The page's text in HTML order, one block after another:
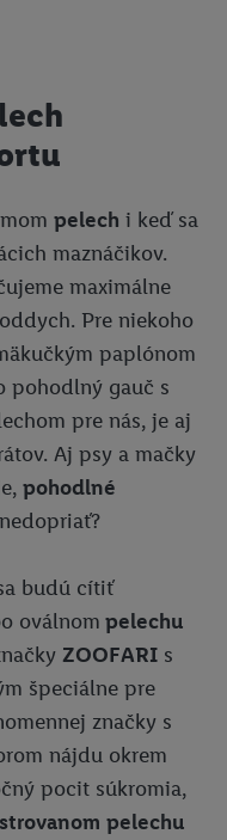
pelech i keď sa
maznáčikov.
maximálne
Pre niekoho
paplónom
pohodlný gauč s
pre nás, je aj
Aj psy a mačky
pohodlné
budú cítiť
oválnom pelechu
ZOOFARI s
špeciálne pre
značky s
nájdu okrem
pocit súkromia,
pelechu